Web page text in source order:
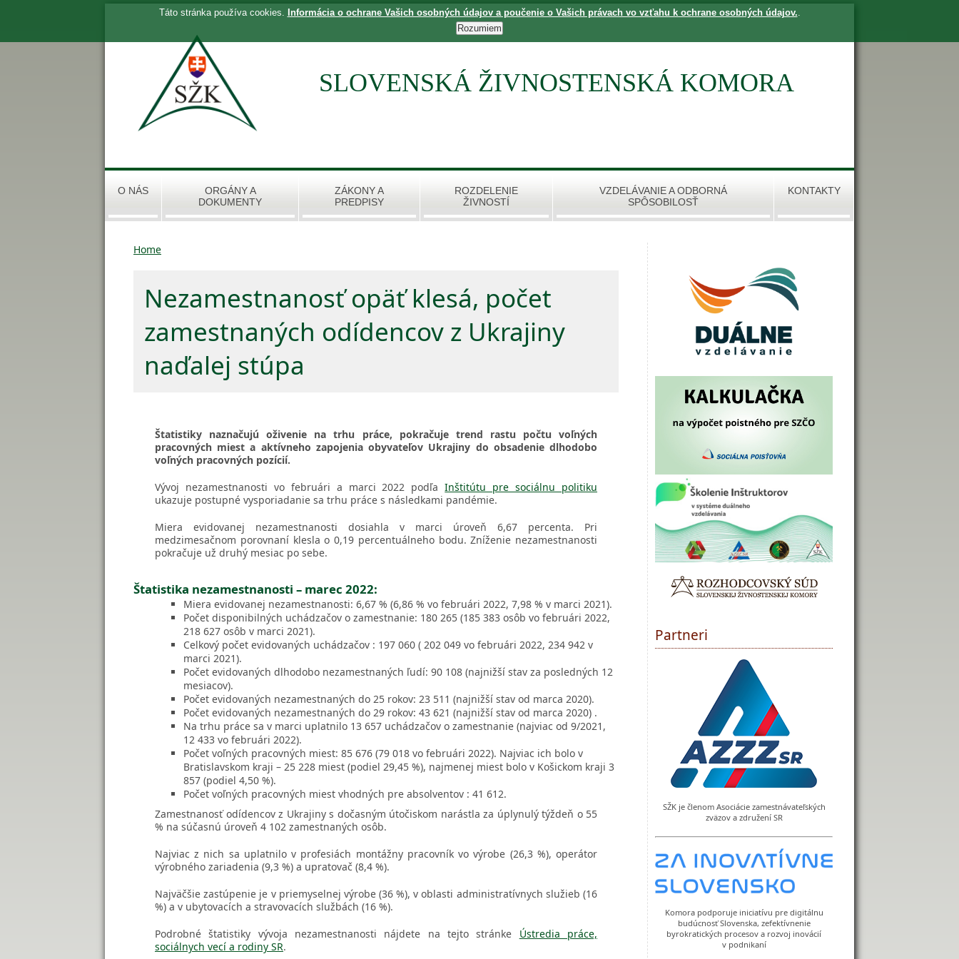
SLOVENSKÁ ŽIVNOSTENSKÁ KOMORA
O NÁS
ORGÁNY A
DOKUMENTY
ZÁKONY A
PREDPISY
ROZDELENIE
ŽIVNOSTÍ
VZDELÁVANIE A ODBORNÁ
SPÔSOBILOSŤ
KONTAKTY
Home
Nezamestnanosť opäť klesá, počet
zamestnaných odídencov z Ukrajiny
naďalej stúpa
Štatistiky naznačujú oživenie na trhu práce, pokračuje trend rastu počtu voľných
pracovných miest a aktívneho zapojenia obyvateľov Ukrajiny do obsadenie dlhodobo
voľných pracovných pozícií.
Vývoj nezamestnanosti vo februári a marci 2022 podľaInštitútu pre sociálnu politiku
ukazuje postupné vysporiadanie sa trhu práce s následkami pandémie.
Miera evidovanej nezamestnanosti dosiahla v marci úroveň 6,67 percenta. Pri
medzimesačnom porovnaní klesla o 0,19 percentuálneho bodu. Zníženie nezamestnanosti
pokračuje už druhý mesiac po sebe.
Štatistika nezamestnanosti – marec 2022:
Miera evidovanej nezamestnanosti: 6,67 % (6,86 % vo februári 2022, 7,98 % v marci 2021).
Počet disponibilných uchádzačov o zamestnanie: 180 265 (185 383 osôb vo februári 2022,
218 627 osôb v marci 2021).
Celkový počet evidovaných uchádzačov : 197 060 ( 202 049 vo februári 2022, 234 942 v
marci 2021).
Počet evidovaných dlhodobo nezamestnaných ľudí: 90 108 (najnižší stav za posledných 12
mesiacov).
Počet evidovaných nezamestnaných do 25 rokov: 23 511 (najnižší stav od marca 2020).
Počet evidovaných nezamestnaných do 29 rokov: 43 621 (najnižší stav od marca 2020) .
Na trhu práce sa v marci uplatnilo 13 657 uchádzačov o zamestnanie (najviac od 9/2021,
12 433 vo februári 2022).
Počet voľných pracovných miest: 85 676 (79 018 vo februári 2022). Najviac ich bolo v
Bratislavskom kraji – 25 228 miest (podiel 29,45 %), najmenej miest bolo v Košickom kraji 3
857 (podiel 4,50 %).
Počet voľných pracovných miest vhodných pre absolventov : 41 612.
Zamestnanosť odídencov z Ukrajiny s dočasným útočiskom narástla za úplynulý týždeň o 55
% na súčasnú úroveň 4 102 zamestnaných osôb.
Najviac z nich sa uplatnilo v profesiách montážny pracovník vo výrobe (26,3 %), operátor
výrobného zariadenia (9,3 %) a upratovač (8,4 %).
Najväčšie zastúpenie je v priemyselnej výrobe (36 %), v oblasti administratívnych služieb (16
%) a v ubytovacích a stravovacích službách (16 %).
Podrobné štatistiky vývoja nezamestnanosti nájdete na tejto stránke Ústredia práce,
sociálnych vecí a rodiny SR.
Partneri
SŽK je členom Asociácie zamestnávateľských
zväzov a združení SR
Komora podporuje iniciatívu pre digitálnu
budúcnosť Slovenska, zefektívnenie
byrokratických procesov a rozvoj inovácií
v podnikaní
Táto stránka používa cookies. Informácia o ochrane Vašich osobných údajov a poučenie o Vašich právach vo vzťahu k ochrane osobných údajov..